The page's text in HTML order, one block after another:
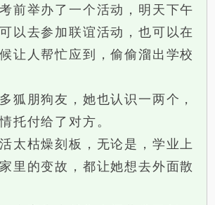
前举办了一个活动，明天下午
以去参加联谊活动，也可以在
让人帮忙应到，偷偷溜出学校
朋狗友，她也认识一两个，
托付给了对方。
枯燥刻板，无论是，学业上
里的变故，都让她想去外面散